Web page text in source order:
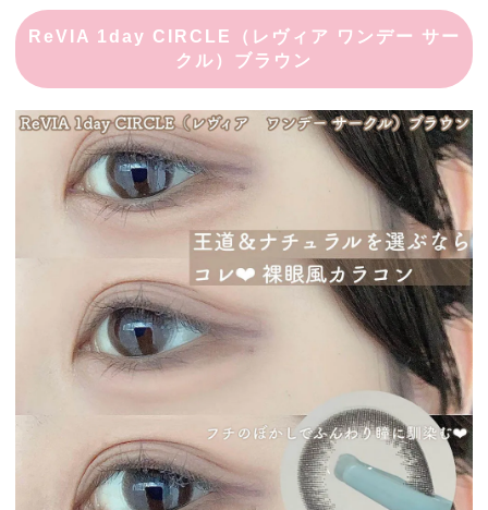
ReVIA 1day CIRCLE（レヴィア ワンデー サー
クル）ブラウン